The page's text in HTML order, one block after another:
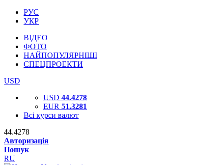
РУС
УКР
ВІДЕО
ФОТО
НАЙПОПУЛЯРНІШІ
СПЕЦПРОЕКТИ
USD
USD 44.4278
EUR 51.3281
Всі курси валют
44.4278
Авторизація
Пошук
RU